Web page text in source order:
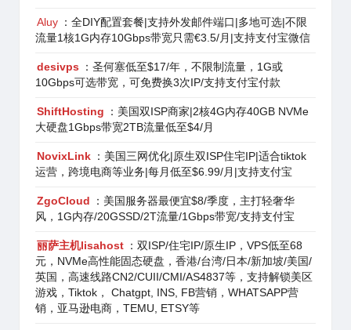
Aluy ：全DIY配置套餐|支持外发邮件端口|多地可选|不限
流量1核1G内存10Gbps带宽只需€3.5/月|支持支付宝微信
desivps
：圣何塞低至$17/年，不限制流量，1G或
10Gbps可选带宽，可免费换3次IP/支持支付宝付款
ShiftHosting
：美国双ISP商家|2核4G内存40GB NVMe
大硬盘1Gbps带宽2TB流量低至$4/月
NovixLink ：美国三网优化|原生双ISP住宅IP|适合tiktok
运营，跨境电商等业务|每月低至$6.99/月|支持支付宝
ZgoCloud
：美国服务器最便宜$8/季度，主打轻奢华
风，1G内存/20GSSD/2T流量/1Gbps带宽/支持支付宝
丽萨主机lisahost ：双ISP/住宅IP/原生IP，VPS低至68
元，NVMe高性能固态硬盘，香港/台湾/日本/新加坡/美国/
英国，高速线路CN2/CUII/CMI/AS4837等，支持解锁美区
游戏，Tiktok， Chatgpt, INS, FB营销，WHATSAPP营
销，亚马逊电商，TEMU, ETSY等